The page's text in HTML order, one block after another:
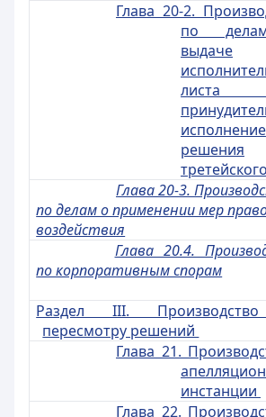
Глава 20-2.
по
выдаче
исполнение
решения
Глава 20-3.
по делам о применении мер
воздействия
Глава 20.4.
по корпоративным спорам
Раздел III.
пересмотру решений
Глава 21.
инстанции
Глава 22.